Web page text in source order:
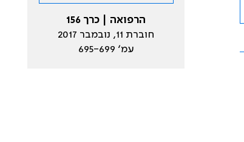
הרפואה | כרך 156
חוברת 11, נובמבר 2017
עמ׳ 695-699